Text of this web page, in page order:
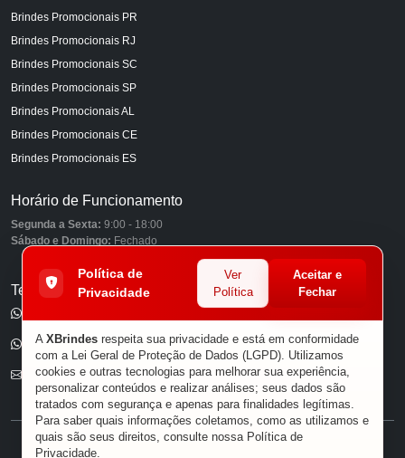
Brindes Promocionais PR
Brindes Promocionais RJ
Brindes Promocionais SC
Brindes Promocionais SP
Brindes Promocionais AL
Brindes Promocionais CE
Brindes Promocionais ES
Horário de Funcionamento
Segunda a Sexta: 9:00 - 18:00
Sábado e Domingo: Fechado
Telefones
(11) 96585-7462
E-mail
® XBRINDES
Política de
Privacidade
Ver
Política
Aceitar e
Fechar
A XBrindes respeita sua privacidade e está em conformidade
com a Lei Geral de Proteção de Dados (LGPD). Utilizamos
cookies e outras tecnologias para melhorar sua experiência,
personalizar conteúdos e realizar análises; seus dados são
tratados com segurança e apenas para finalidades legítimas.
Para saber quais informações coletamos, como as utilizamos e
quais são seus direitos, consulte nossa Política de
Privacidade.